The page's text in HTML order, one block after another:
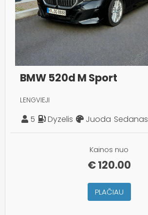
BMW 520d M Sport
LENGVIEJI
5 Dyzelis Juoda Sedanas
Kainos nuo
€120.00
PLAČIAU